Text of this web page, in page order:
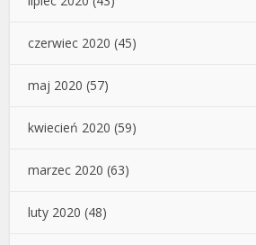
czerwiec 2020 (45)
maj 2020 (57)
kwiecień 2020 (59)
marzec 2020 (63)
luty 2020 (48)